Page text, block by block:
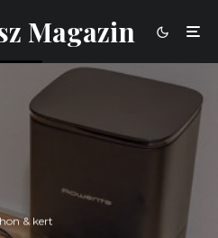
Magazin
& kert